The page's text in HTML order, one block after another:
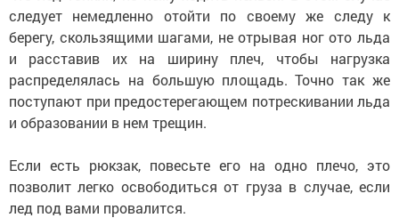
следует немедленно отойти по своему же следу к
берегу, скользящими шагами, не отрывая ног ото льда
и расставив их на ширину плеч, чтобы нагрузка
распределялась на большую площадь. Точно так же
поступают при предостерегающем потрескивании льда
и образовании в нем трещин.
Если есть рюкзак, повесьте его на одно плечо, это
позволит легко освободиться от груза в случае, если
лед под вами провалится.